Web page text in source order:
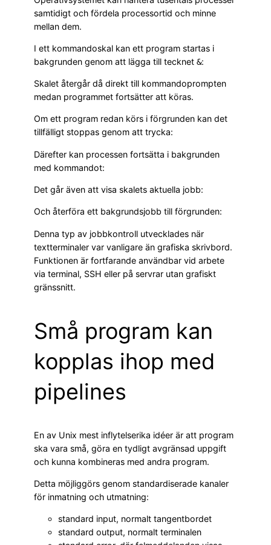
samtidigt och fördela processortid och minne
mellan dem.
I ett kommandoskal kan ett program startas i
bakgrunden genom att lägga till tecknet &:
Skalet återgår då direkt till kommandoprompten
medan programmet fortsätter att köras.
Om ett program redan körs i förgrunden kan det
tillfälligt stoppas genom att trycka:
Därefter kan processen fortsätta i bakgrunden
med kommandot:
Det går även att visa skalets aktuella jobb:
Och återföra ett bakgrundsjobb till förgrunden:
Denna typ av jobbkontroll utvecklades när
textterminaler var vanligare än grafiska skrivbord.
Funktionen är fortfarande användbar vid arbete
via terminal, SSH eller på servrar utan grafiskt
gränssnitt.
Små program kan
kopplas ihop med
pipelines
En av Unix mest inflytelserika idéer är att program
ska vara små, göra en tydligt avgränsad uppgift
och kunna kombineras med andra program.
Detta möjliggörs genom standardiserade kanaler
för inmatning och utmatning:
standard input, normalt tangentbordet
standard output, normalt terminalen